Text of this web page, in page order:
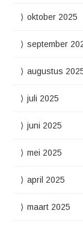
oktober 2025
september
augustus
juli 2025
juni 2025
mei 2025
april 2025
maart 2025